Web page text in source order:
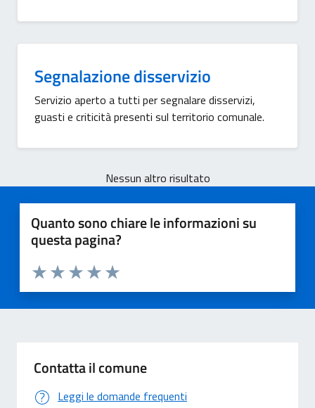
Segnalazione disservizio
Servizio aperto a tutti per segnalare disservizi,
guasti e criticità presenti sul territorio comunale.
Nessun altro risultato
Quanto sono chiare le informazioni su
questa pagina?
Valuta 5 stelle su 5
Valuta 4 stelle su 5
Valuta 3 stelle su 5
Valuta 2 stelle su 5
Valuta 1 stelle su 5
Contatta il comune
Leggi le domande frequenti